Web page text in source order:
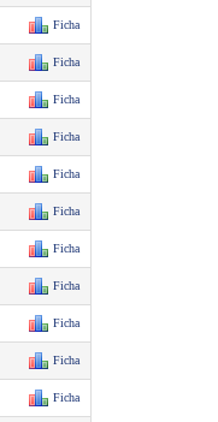
Ficha
Ficha
Ficha
Ficha
Ficha
Ficha
Ficha
Ficha
Ficha
Ficha
Ficha